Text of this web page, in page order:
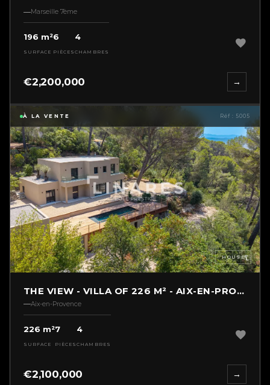
Marseille 7ème
196 m²
SURFACE
6
PIÈCES
4
CHAMBRES
€2,200,000 →
À LA VENTE Réf : 5005
HOUSE
THE VIEW - VILLA OF 226 M² - AIX-EN-PROVENCE
Aix-en-Provence
226 m²
SURFACE
7
PIÈCES
4
CHAMBRES
€2,100,000 →